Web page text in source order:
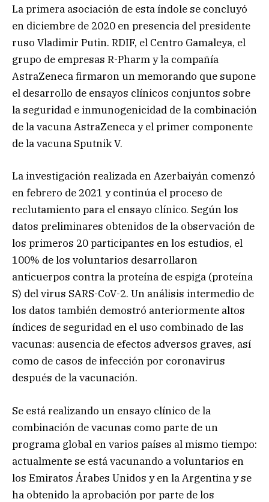
La primera asociación de esta índole se concluyó
en diciembre de 2020 en presencia del presidente
ruso Vladimir Putin. RDIF, el Centro Gamaleya, el
grupo de empresas R-Pharm y la compañía
AstraZeneca firmaron un memorando que supone
el desarrollo de ensayos clínicos conjuntos sobre
la seguridad e inmunogenicidad de la combinación
de la vacuna AstraZeneca y el primer componente
de la vacuna Sputnik V.
La investigación realizada en Azerbaiyán comenzó
en febrero de 2021 y continúa el proceso de
reclutamiento para el ensayo clínico. Según los
datos preliminares obtenidos de la observación de
los primeros 20 participantes en los estudios, el
100% de los voluntarios desarrollaron
anticuerpos contra la proteína de espiga (proteína
S) del virus SARS-CoV-2. Un análisis intermedio de
los datos también demostró anteriormente altos
índices de seguridad en el uso combinado de las
vacunas: ausencia de efectos adversos graves, así
como de casos de infección por coronavirus
después de la vacunación.
Se está realizando un ensayo clínico de la
combinación de vacunas como parte de un
programa global en varios países al mismo tiempo:
actualmente se está vacunando a voluntarios en
los Emiratos Árabes Unidos y en la Argentina y se
ha obtenido la aprobación por parte de los